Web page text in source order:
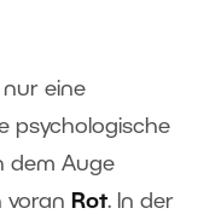
eine
psychologische
dem Auge
voran Rot. In der